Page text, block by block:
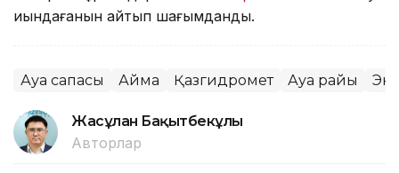
қиындағанын айтып шағымданды.
Ауа сапасы Аймақ Қазгидромет Ауа райы
Жасұлан Бақытбекұлы
Авторлар